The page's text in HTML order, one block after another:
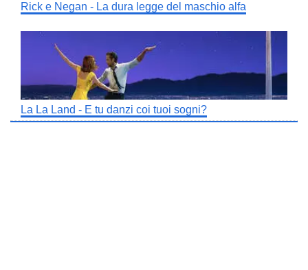
Rick e Negan - La dura legge del maschio alfa
La La Land - E tu danzi coi tuoi sogni?